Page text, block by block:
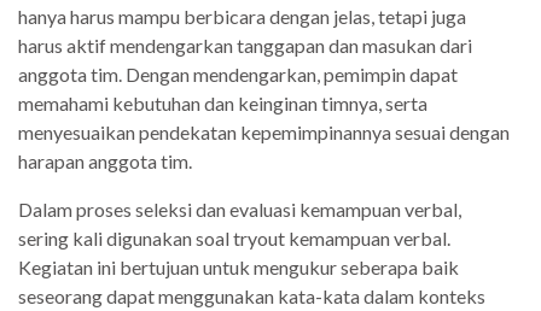
hanya harus mampu berbicara dengan jelas, tetapi juga
harus aktif mendengarkan tanggapan dan masukan dari
anggota tim. Dengan mendengarkan, pemimpin dapat
memahami kebutuhan dan keinginan timnya, serta
menyesuaikan pendekatan kepemimpinannya sesuai dengan
harapan anggota tim.
Dalam proses seleksi dan evaluasi kemampuan verbal,
sering kali digunakan soal tryout kemampuan verbal.
Kegiatan ini bertujuan untuk mengukur seberapa baik
seseorang dapat menggunakan kata-kata dalam konteks